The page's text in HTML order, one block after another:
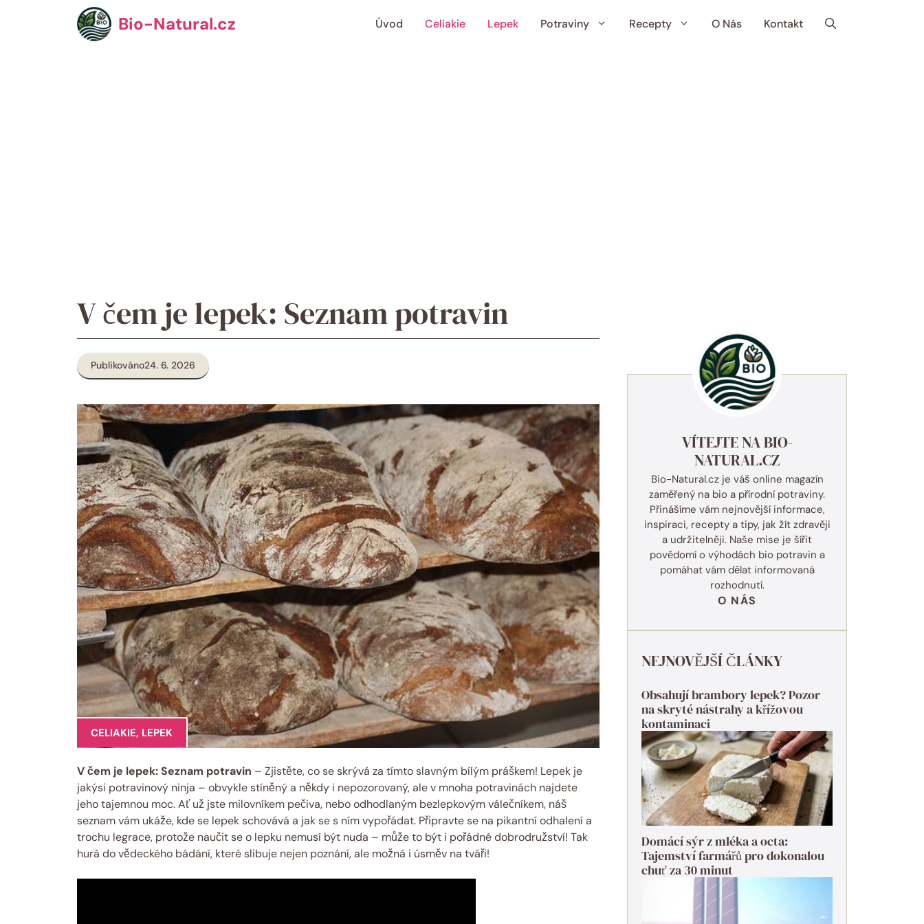
Bio-Natural.cz Úvod Celiakie Lepek Potraviny Recepty O Nás Kontakt
V čem je lepek: Seznam potravin
Publikováno24. 6. 2026
CELIAKIE, LEPEK
V čem je lepek: Seznam potravin – Zjistěte, co se skrývá za tímto slavným bílým práškem! Lepek je
jakýsi potravinový ninja – obvykle stíněný a někdy i nepozorovaný, ale v mnoha potravinách najdete
jeho tajemnou moc. Ať už jste milovníkem pečiva, nebo odhodlaným bezlepkovým válečníkem, náš
seznam vám ukáže, kde se lepek schovává a jak se s ním vypořádat. Připravte se na pikantní odhalení a
trochu legrace, protože naučit se o lepku nemusí být nuda – může to být i pořádné dobrodružství! Tak
hurá do vědeckého bádání, které slibuje nejen poznání, ale možná i úsměv na tváři!
VÍTEJTE NA BIO-
NATURAL.CZ
Bio-Natural.cz je váš online magazín
zaměřený na bio a přírodní potraviny.
Přinášíme vám nejnovější informace,
inspiraci, recepty a tipy, jak žít zdravěji
a udržitelněji. Naše mise je šířit
povědomí o výhodách bio potravin a
pomáhat vám dělat informovaná
rozhodnutí.
O NÁS
NEJNOVĚJŠÍ ČLÁNKY
Obsahují brambory lepek? Pozor
na skryté nástrahy a křížovou
kontaminaci
Domácí sýr z mléka a octa:
Tajemství farmářů pro dokonalou
chuť za 30 minut